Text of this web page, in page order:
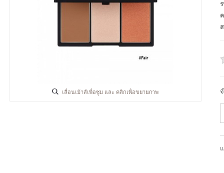
เลื่อนเม้าส์เพื่อซูม และ คลิกเพื่อขยายภาพ